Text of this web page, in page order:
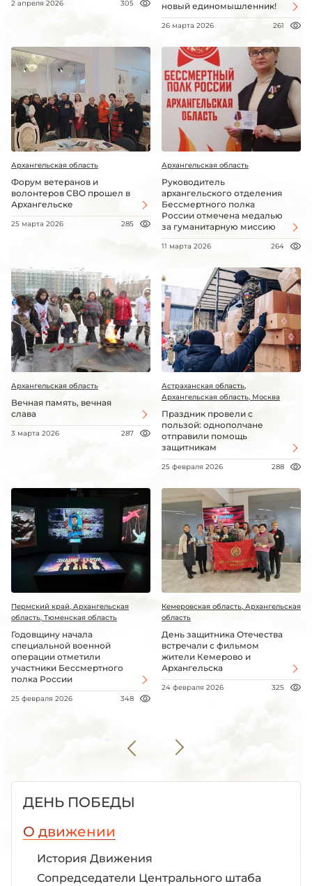
2 апреля 2026 305 новый единомышленник!
26 марта 2026 261
Архангельская область
Форум ветеранов и
волонтеров СВО прошел в
Архангельске
25 марта 2026 285
Архангельская область
Руководитель
архангельского отделения
Бессмертного полка
России отмечена медалью
за гуманитарную миссию
11 марта 2026 264
Архангельская область
Вечная память, вечная
слава
3 марта 2026 287
Астраханская область,
Архангельская область, Москва
Праздник провели с
пользой: однополчане
отправили помощь
защитникам
25 февраля 2026 288
Пермский край, Архангельская
область, Тюменская область
Годовщину начала
специальной военной
операции отметили
участники Бессмертного
полка России
25 февраля 2026 348
Кемеровская область, Архангельская
область
День защитника Отечества
встречали с фильмом
жители Кемерово и
Архангельска
24 февраля 2026 325
ДЕНЬ ПОБЕДЫ
О движении
История Движения
Сопредседатели Центрального штаба